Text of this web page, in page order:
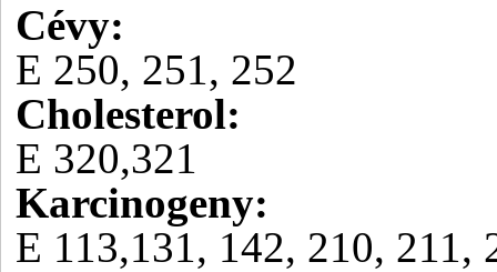
Cévy:
E 250, 251, 252
Cholesterol:
E 320,321
Karcinogeny:
E 113,131, 142, 210, 211,